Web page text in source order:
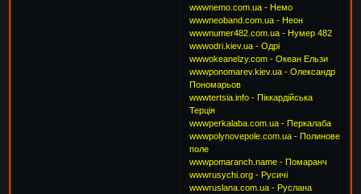
wwwnemo.com.ua - Немо
wwwneoband.com.ua - Неон
wwwnumer482.com.ua - Нумер 482
wwwodri.kiev.ua - Одрі
wwwokeanelzy.com - Океан Ельзи
wwwponomarev.kiev.ua - Олександр
Пономарьов
wwwtertsia.info - Піккардійська
Терція
wwwperkalaba.com.ua - Перкалаба
wwwpolynovepole.com.ua - Полинове
поле
wwwpomaranch.name - Помаранч
wwwrusychi.org - Русичі
wwwruslana.com.ua - Руслана